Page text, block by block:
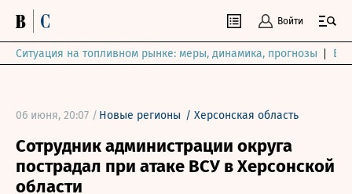
Войти
Ситуация на топливном рынке: меры, динамика, прогнозы
06 июня, 20:07 / Новые регионы / Херсонская область
Сотрудник администрации округа
пострадал при атаке ВСУ в Херсонской
области